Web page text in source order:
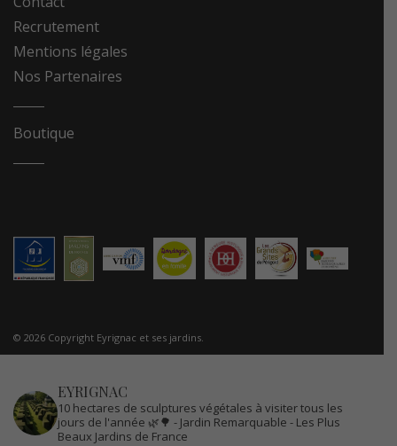
Recrutement
Mentions légales
Nos Partenaires
Boutique
© 2026 Copyright Eyrignac et ses jardins.
EYRIGNAC
10 hectares de sculptures végétales à visiter tous les
jours de l'année 🌿🌳 - Jardin Remarquable - Les Plus
Beaux Jardins de France